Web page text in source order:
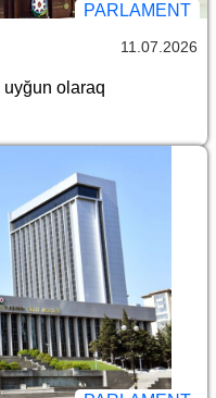
PARLAMENT
11.07.2026
uyğun olaraq